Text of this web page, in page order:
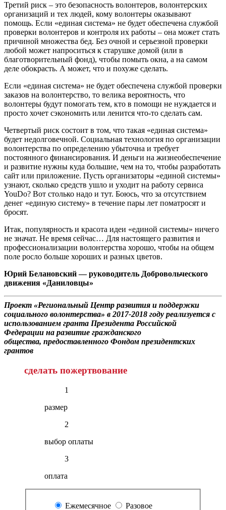
Третий риск – это безопасность волонтеров, волонтерских
организаций и тех людей, кому волонтеры оказывают
помощь. Если «единая система» не будет обеспечена службой
проверки волонтеров и контроля их работы – она может стать
причиной множества бед. Без очной и серьезной проверки
любой может напроситься к старушке домой (или в
благотворительный фонд), чтобы помыть окна, а на самом
деле обокрасть. А может, что и похуже сделать.
Если «единая система» не будет обеспечена службой проверки
заказов на волонтерство, то велика вероятность, что
волонтеры будут помогать тем, кто в помощи не нуждается и
просто хочет сэкономить или ленится что-то сделать сам.
Четвертый риск состоит в том, что такая «единая система»
будет недолговечной. Социальная технология по организации
волонтерства по определению убыточна и требует
постоянного финансирования. И деньги на жизнеобеспечение
и развитие нужны куда большие, чем на то, чтобы разработать
сайт или приложение. Пусть организаторы «единой системы»
узнают, сколько средств ушло и уходит на работу сервиса
YouDo? Вот столько надо и тут. Боюсь, что за отсутствием
денег «единую систему» в течение пары лет поматросят и
бросят.
Итак, популярность и красота идеи «единой системы» ничего
не значат. Не время сейчас… Для настоящего развития и
профессионализации волонтерства хорошо, чтобы на общем
поле росло больше хороших и разных цветов.
Юрий Белановский — руководитель Добровольческого
движения «Даниловцы»
Проект «Региональный Центр развития и поддержки
социального волонтерства» в 2017-2018 году реализуется с
использованием гранта Президента Российской
Федерации на развитие гражданского
общества, предоставленного Фондом президентских
грантов
сделать пожертвование
1
размер
2
выбор оплаты
3
оплата
Ежемесячное Разовое